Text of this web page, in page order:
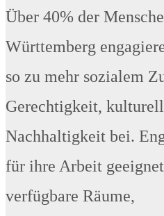
Über 40% der
Württemberg
so zu mehr sozialem
Gerechtigkeit,
Nachhaltigkeit bei.
für ihre Arbeit
verfügbare Räume,